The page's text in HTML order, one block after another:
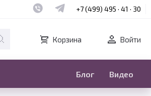
Наш whatsapp
Наш telegram
+7 (499) 495 · 41 · 30
Корзина Войти
Блог Видео